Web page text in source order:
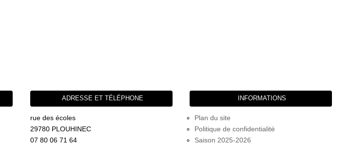
ADRESSE ET TÉLÉPHONE
rue des écoles
29780 PLOUHINEC
07 80 06 71 64
INFORMATIONS
Plan du site
Politique de confidentialité
Saison 2025-2026